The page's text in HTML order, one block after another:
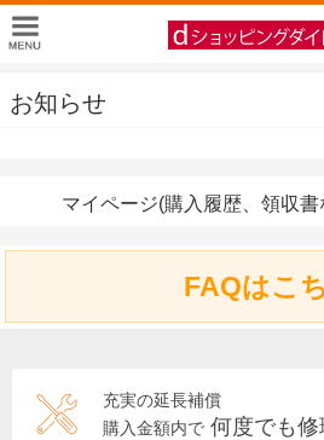
お知らせ
マイページ(購入履歴、領収書
FAQはこ
充実の延長補償
購入金額内で 何度でも修